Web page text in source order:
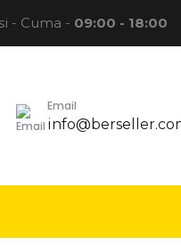
- Cuma - 09:00 - 18:00
Email